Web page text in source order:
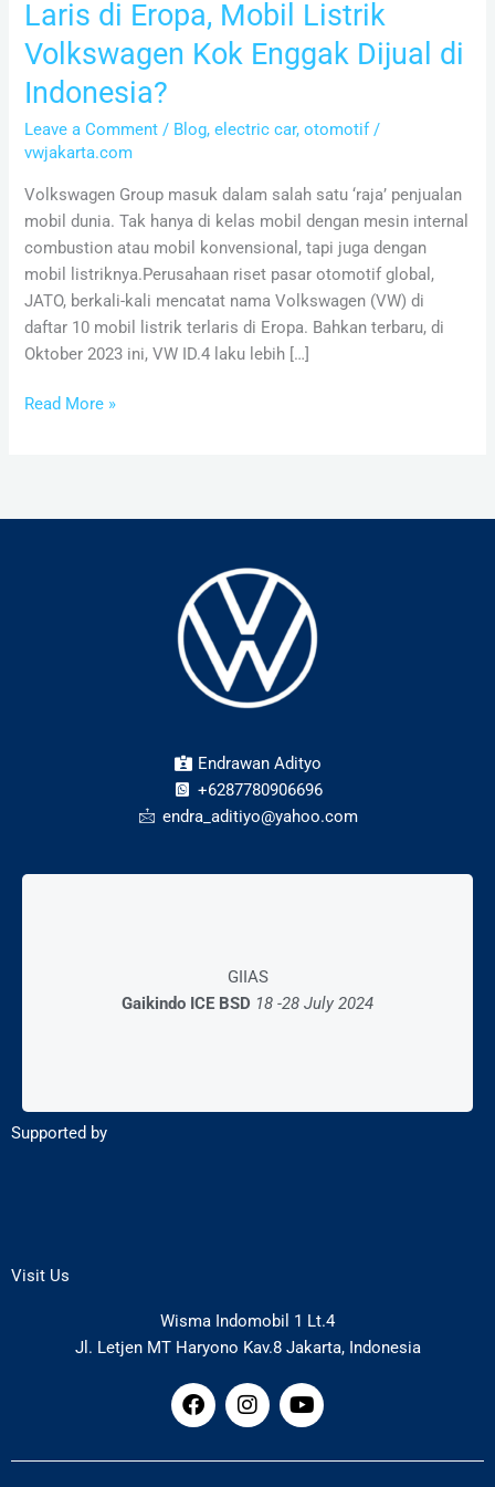
Laris di Eropa, Mobil Listrik
Volkswagen Kok Enggak Dijual di
Indonesia?
Leave a Comment / Blog,electric car,otomotif/
vwjakarta.com
Volkswagen Group masuk dalam salah satu ‘raja’ penjualan
mobil dunia. Tak hanya di kelas mobil dengan mesin internal
combustion atau mobil konvensional, tapi juga dengan
mobil listriknya.Perusahaan riset pasar otomotif global,
JATO, berkali-kali mencatat nama Volkswagen (VW) di
daftar 10 mobil listrik terlaris di Eropa. Bahkan terbaru, di
Oktober 2023 ini, VW ID.4 laku lebih […]
Read More »
Endrawan Adityo
+6287780906696
endra_aditiyo@yahoo.com
GIIAS
Gaikindo ICE BSD 18 -28 July 2024
Mall Exhibition
AEON Mall BSD
28 – 03 Desember 2023
Supported by
Visit Us
Wisma Indomobil 1 Lt.4
Jl. Letjen MT Haryono Kav.8 Jakarta, Indonesia
F
a
e
I
n
t
Y
o
t